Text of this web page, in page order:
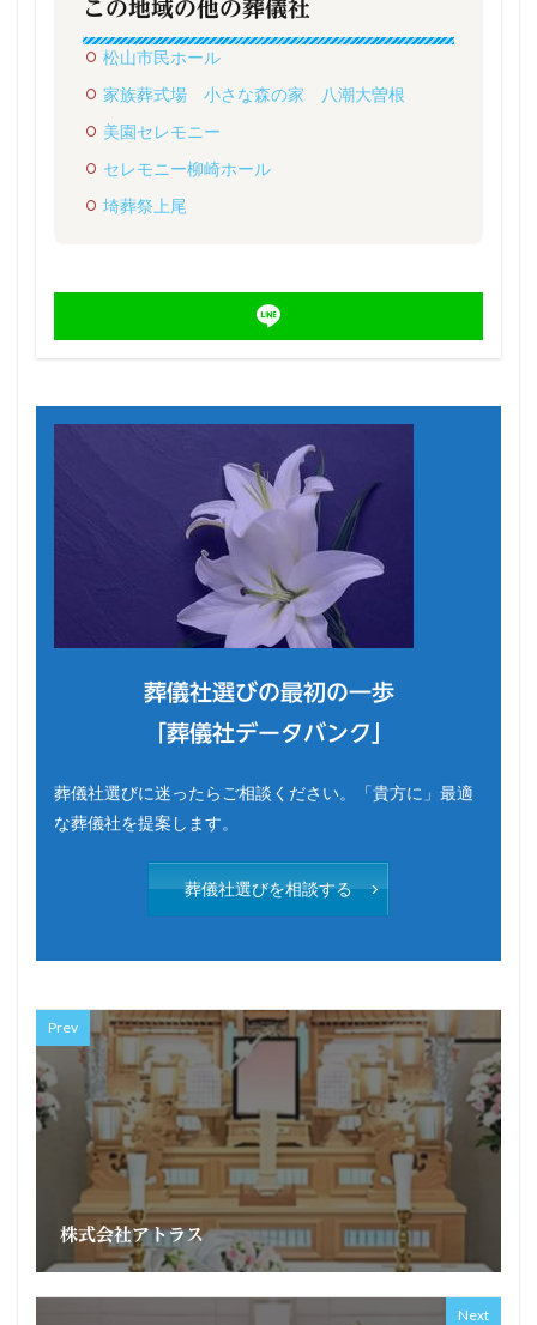
この地域の他の葬儀社
松山市民ホール
家族葬式場 小さな森の家 八潮大曽根
美園セレモニー
セレモニー柳崎ホール
埼葬祭上尾
葬儀社選びの最初の一歩
「葬儀社データバンク」
葬儀社選びに迷ったらご相談ください。「貴方に」最適
な葬儀社を提案します。
葬儀社選びを相談する
Prev
株式会社アトラス
Next